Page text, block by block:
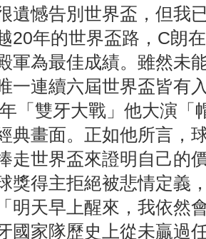
遺憾告別世界盃，但我
20年的世界盃路，C朗
軍為最佳成績。雖然未
一連續六屆世界盃皆有
「雙牙大戰」他大演「
典畫面。正如他所言，
走世界盃來證明自己的
獎得主拒絕被悲情定義
明天早上醒來，我依然
國家隊歷史上從未贏過